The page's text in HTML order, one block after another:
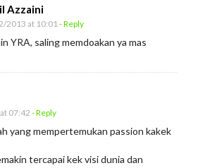
Azzaini
2013 at 10:01- Reply
YRA, saling memdoakan ya mas
07:42- Reply
yang mempertemukan passion kakek
tercapai kek visi dunia dan